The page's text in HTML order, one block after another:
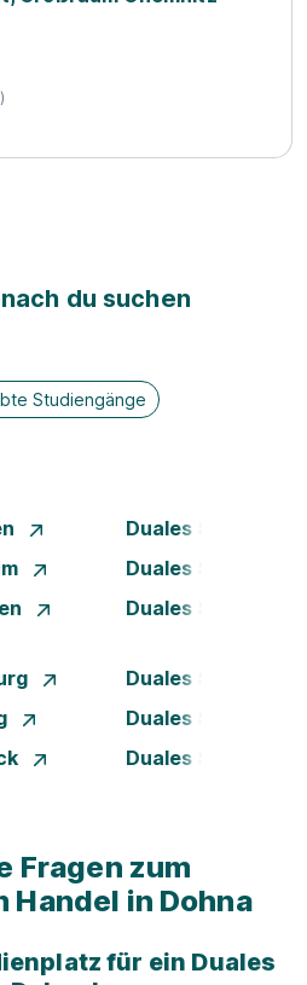
du suchen
Studiengänge
Duales Studium
Duales Studium
Duales Studium
Duales Studium
Duales Studium
Duales Studium
Fragen zum
Handel in Dohna
für ein Duales